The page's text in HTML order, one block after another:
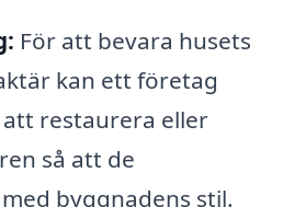
För att bevara husets
kan ett företag
restaurera eller
så att de
byggnadens stil.